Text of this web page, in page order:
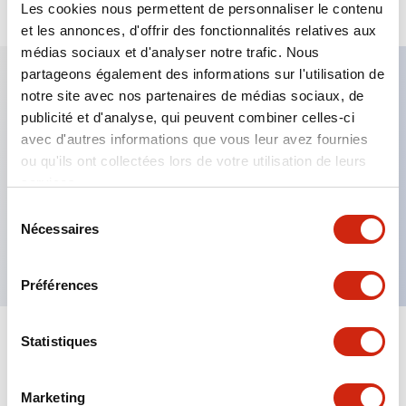
Les cookies nous permettent de personnaliser le contenu
et les annonces, d'offrir des fonctionnalités relatives aux
médias sociaux et d'analyser notre trafic. Nous
partageons également des informations sur l'utilisation de
notre site avec nos partenaires de médias sociaux, de
publicité et d'analyse, qui peuvent combiner celles-ci
avec d'autres informations que vous leur avez fournies
ou qu'ils ont collectées lors de votre utilisation de leurs
Nécessaires
Préférences
Statistiques
Marketing
Caractéristiques clés
Fixation par regroupement possible
Le commutateur sélecteur avec clé adopte une
structure à goupille à cylindre haute sécurité
La structure de protection est IP65 (IEC60529)